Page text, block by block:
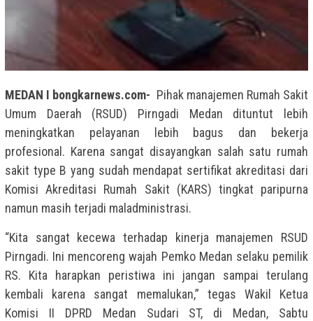
MEDAN I bongkarnews.com- Pihak manajemen Rumah Sakit
Umum Daerah (RSUD) Pirngadi Medan dituntut lebih
meningkatkan pelayanan lebih bagus dan bekerja
profesional. Karena sangat disayangkan salah satu rumah
sakit type B yang sudah mendapat sertifikat akreditasi dari
Komisi Akreditasi Rumah Sakit (KARS) tingkat paripurna
namun masih terjadi maladministrasi.
“Kita sangat kecewa terhadap kinerja manajemen RSUD
Pirngadi. Ini mencoreng wajah Pemko Medan selaku pemilik
RS. Kita harapkan peristiwa ini jangan sampai terulang
kembali karena sangat memalukan,” tegas Wakil Ketua
Komisi II DPRD Medan Sudari ST, di Medan, Sabtu